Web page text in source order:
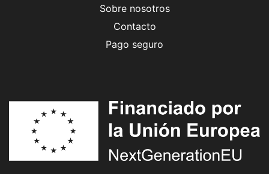
Sobre nosotros
Contacto
Pago seguro